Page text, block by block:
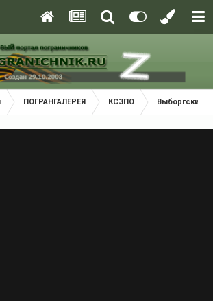
ПОГРАНГАЛЕРЕЯ КСЗПО Выборгский